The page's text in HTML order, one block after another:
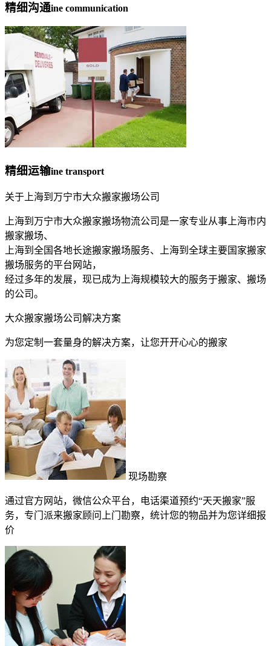
精细沟通ine communication
精细运输ine transport
关于上海到万宁市大众搬家搬场公司
上海到万宁市大众搬家搬场物流公司是一家专业从事上海市内
搬家搬场、
上海到全国各地长途搬家搬场服务、上海到全球主要国家搬家
搬场服务的平台网站，
经过多年的发展，现已成为上海规模较大的服务于搬家、搬场
的公司。
大众搬家搬场公司解决方案
为您定制一套量身的解决方案，让您开开心心的搬家
现场勘察
通过官方网站，微信公众平台，电话渠道预约“天天搬家”服
务，专门派来搬家顾问上门勘察，统计您的物品并为您详细报
价